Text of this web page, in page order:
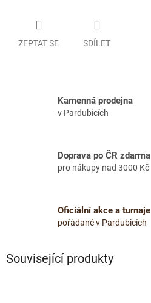
ZEPTAT SE SDÍLET
Kamenná prodejna
v Pardubicích
Doprava po ČR zdarma
pro nákupy nad 3000 Kč
Oficiální akce a turnaje
pořádané v Pardubicích
Související produkty